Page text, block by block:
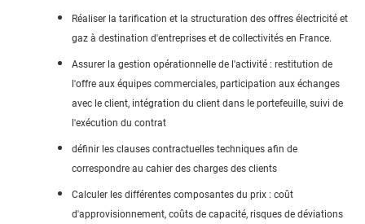
Réaliser la tarification et la structuration des offres électricité et
gaz à destination d'entreprises et de collectivités en France.
Assurer la gestion opérationnelle de l'activité : restitution de
l'offre aux équipes commerciales, participation aux échanges
avec le client, intégration du client dans le portefeuille, suivi de
l'exécution du contrat
définir les clauses contractuelles techniques afin de
correspondre au cahier des charges des clients
Calculer les différentes composantes du prix : coût
d'approvisionnement, coûts de capacité, risques de déviations